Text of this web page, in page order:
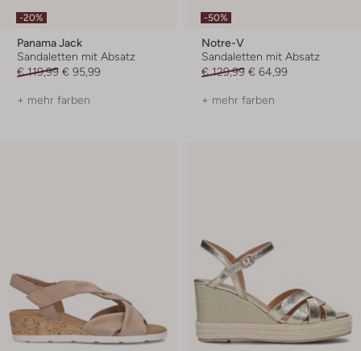
-20%
Panama Jack
Sandaletten mit Absatz
€ 119,99 € 95,99
+ mehr farben
-50%
Notre-V
Sandaletten mit Absatz
€ 129,99 € 64,99
+ mehr farben